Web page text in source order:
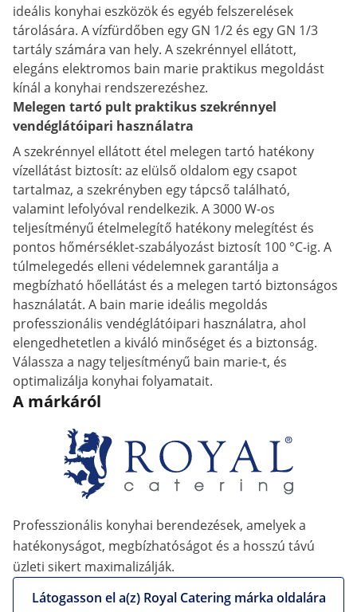
ideális konyhai eszközök és egyéb felszerelések
tárolására. A vízfürdőben egy GN 1/2 és egy GN 1/3
tartály számára van hely. A szekrénnyel ellátott,
elegáns elektromos bain marie praktikus megoldást
kínál a konyhai rendszerezéshez.
Melegen tartó pult praktikus szekrénnyel
vendéglátóipari használatra
A szekrénnyel ellátott étel melegen tartó hatékony
vízellátást biztosít: az elülső oldalom egy csapot
tartalmaz, a szekrényben egy tápcső található,
valamint lefolyóval rendelkezik. A 3000 W-os
teljesítményű ételmelegítő hatékony melegítést és
pontos hőmérséklet-szabályozást biztosít 100 °C-ig. A
túlmelegedés elleni védelemnek garantálja a
megbízható hőellátást és a melegen tartó biztonságos
használatát. A bain marie ideális megoldás
professzionális vendéglátóipari használatra, ahol
elengedhetetlen a kiváló minőséget és a biztonság.
Válassza a nagy teljesítményű bain marie-t, és
optimalizálja konyhai folyamatait.
A márkáról
Professzionális konyhai berendezések, amelyek a
hatékonyságot, megbízhatóságot és a hosszú távú
üzleti sikert maximalizálják.
Látogasson el a(z) Royal Catering márka oldalára